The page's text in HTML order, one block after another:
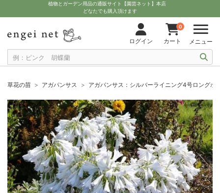
植物とガーデン用品の通販サイト【園芸ネット】本店
どなたでも購入頂けます
ログイン
0
カート メニュー
草花の苗 アガパンサス アガパンサス：シルバーライニング4号ロングポ